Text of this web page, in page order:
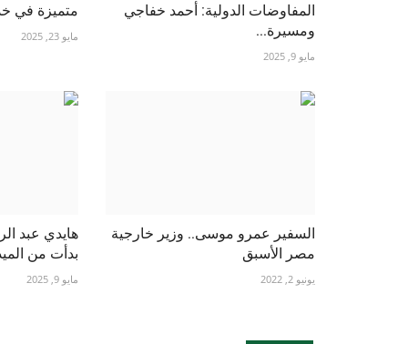
المفاوضات الدولية: أحمد خفاجي
ومسيرة...
مايو 9, 2025
متميزة في
مايو 23, 2025
السفير عمرو موسى.. وزير خارجية
مصر الأسبق
يونيو 2, 2022
هايدي عبد
بدأت من
مايو 9, 2025